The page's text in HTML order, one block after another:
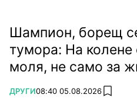
Шампион, борещ
тумора: На
моля, не само за
ПОВЕЧЕ ОТ
ДРУГИ08:40 05.08.2026 add